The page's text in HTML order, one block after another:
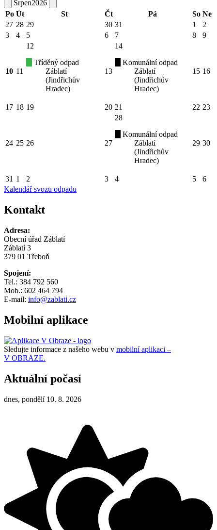
Srpen2026
Po Út St Čt Pá So Ne
27 28 29 30 31 1
2
3
4 5 6 7 8 9
10 11
12
Tříděný odpad
Záblatí
(Jindřichův
Hradec)
13
14
Komunální odpad
Záblatí
(Jindřichův
Hradec)
15 16
17 18 19 20 21 22 23
24 25 26 27
28
Komunální odpad
Záblatí
(Jindřichův
Hradec)
29 30
31 1 2 3 4 5
6
Kalendář svozu odpadu
Kontakt
Adresa:
Obecní úřad Záblatí
Záblatí 3
379 01 Třeboň
Spojení:
Tel.: 384 792 560
Mob.: 602 464 794
E-mail: info@zablati.cz
Mobilní aplikace
Sledujte informace z našeho webu v mobilní aplikaci –
V OBRAZE.
Aktuální počasí
dnes, pondělí 10. 8. 2026